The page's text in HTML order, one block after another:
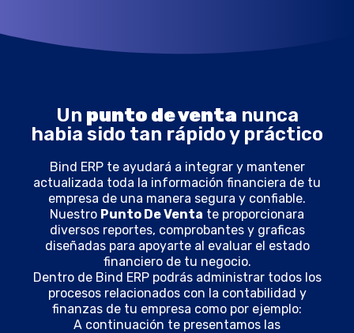
Un punto de venta nunca
habia sido tan rápido y práctico
Bind ERP te ayudará a integrar y mantener
actualizada toda la información financiera de tu
empresa de una manera segura y confiable.
Nuestro Punto De Venta te proporcionara
diversos reportes, comprobantes y graficas
diseñadas para apoyarte al evaluar el estado
financiero de tu negocio.
Dentro de Bind ERP podrás administrar todos los
procesos relacionados con la contabilidad y
finanzas de tu empresa como por ejemplo:
A continuación te presentamos las